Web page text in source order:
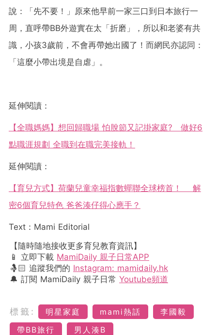
說：「先不要！」原來他早前一家三口到日本旅行一
周，直呼帶BB外遊實在太「折磨」，所以和老婆有共
識，小孩3歲前，不會再帶她出國了！而網民亦認同：
「這麼小帶出境是自虐」。
延伸閱讀：
【全職媽媽】想回歸職場 怕脫節又記掛家庭? 做好6
點職涯規劃 全職到在職完美接軌！
延伸閱讀：
【育兒方式】荷蘭兒童幸福指數蟬聯全球榜首！ 解
密6個育兒特色 爸爸湊仔得心應手？
Text：Mami Editorial
【隨時隨地接收更多育兒教育資訊】
📱 立即下載 MamiDaily 親子日常APP
🤱🏻 追蹤我們的 Instagram: mamidaily.hk
🔔 訂閱 MamiDaily 親子日常 Youtube頻道
標籤: 明星家庭 mami熱話
李國毅
帶BB旅行
男人湊B